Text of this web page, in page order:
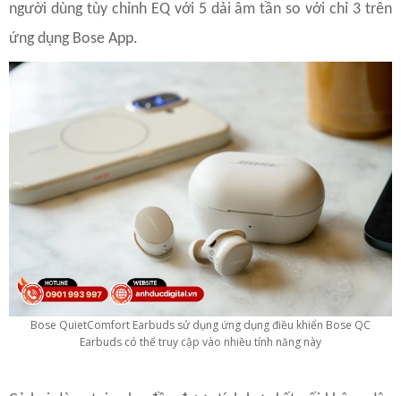
người dùng tùy chỉnh EQ với 5 dải âm tần so với chỉ 3 trên
ứng dụng Bose App.
Bose QuietComfort Earbuds sử dụng ứng dụng điều khiển Bose QC
Earbuds có thể truy cập vào nhiều tính năng này